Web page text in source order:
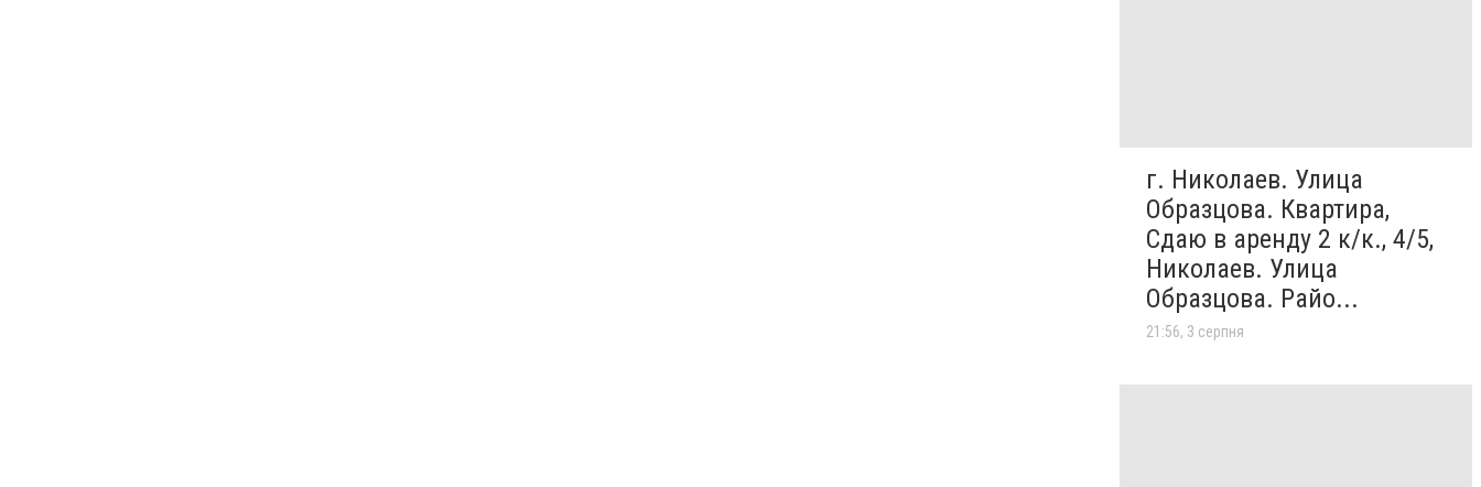
г. Николаев. Улица
Образцова. Квартира,
Сдаю в аренду 2 к/к., 4/5,
Николаев. Улица
Образцова. Райо...
21:56, 3 серпня